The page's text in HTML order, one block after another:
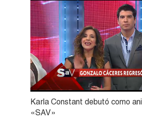
Karla Constant debutó como
«SAV»